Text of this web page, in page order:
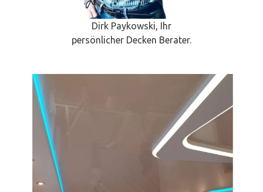
Dirk Paykowski, Ihr
persönlicher Decken Berater.